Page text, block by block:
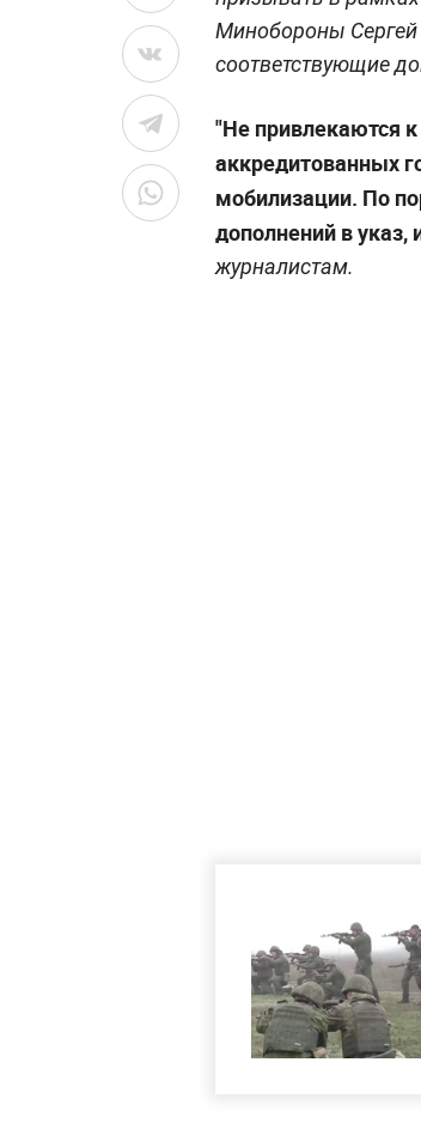
Минобороны Сергей
соответствующие
"Не привлекаются
аккредитованных
мобилизации. По
дополнений в указ,
журналистам.